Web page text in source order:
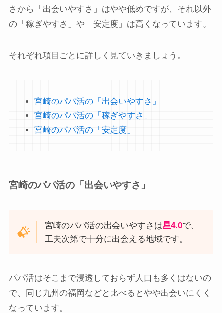
さから「出会いやすさ」はやや低めですが、それ以外
の「稼ぎやすさ」や「安定度」は高くなっています。
それぞれ項目ごとに詳しく見ていきましょう。
宮崎のパパ活の「出会いやすさ」
宮崎のパパ活の「稼ぎやすさ」
宮崎のパパ活の「安定度」
宮崎のパパ活の「出会いやすさ」
宮崎のパパ活の出会いやすさは星4.0で、
工夫次第で十分に出会える地域です。
パパ活はそこまで浸透しておらず人口も多くはないの
で、同じ九州の福岡などと比べるとやや出会いにくく
なっています。